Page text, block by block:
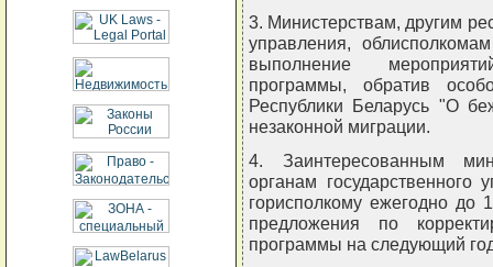
3. Министерствам, другим
управления,
выполнение
программы, обратив
Республики Беларусь "О
незаконной миграции.
4. Заинтересованным
органам
горисполкому ежегодно до
предложения по
программы на следующий